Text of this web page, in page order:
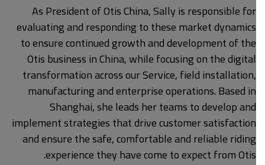
As President of Otis China, Sally is responsible for
evaluating and responding to these market dynamics
to ensure continued growth and development of the
Otis business in China, while focusing on the digital
transformation across our Service, field installation,
manufacturing and enterprise operations. Based in
Shanghai, she leads her teams to develop and
implement strategies that drive customer satisfaction
and ensure the safe, comfortable and reliable riding
experience they have come to expect from Otis.